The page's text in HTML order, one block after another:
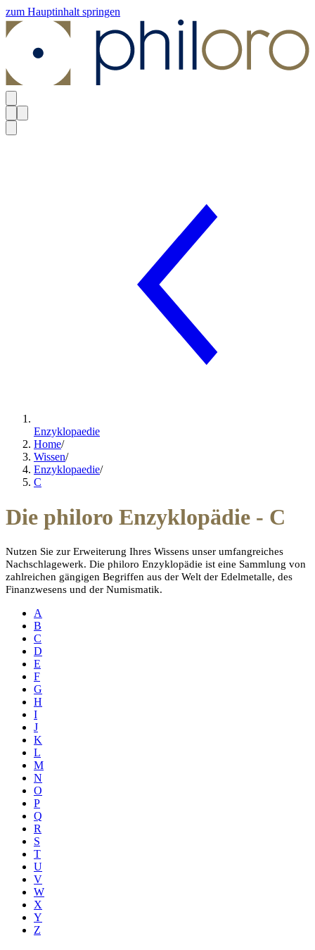
zum Hauptinhalt springen
Enzyklopaedie
Home/
Wissen/
Enzyklopaedie/
C
Die philoro Enzyklopädie - C
Nutzen Sie zur Erweiterung Ihres Wissens unser umfangreiches
Nachschlagewerk. Die philoro Enzyklopädie ist eine Sammlung von
zahlreichen gängigen Begriffen aus der Welt der Edelmetalle, des
Finanzwesens und der Numismatik.
A
B
C
D
E
F
G
H
I
J
K
L
M
N
O
P
Q
R
S
T
U
V
W
X
Y
Z